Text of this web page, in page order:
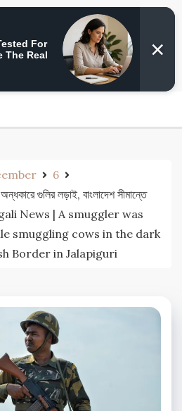
News
6
গুলির লড়াই, বাংলাদেশ সীমান্তে
News | A smuggler was
smuggling cows in the dark
Border in Jalapiguri